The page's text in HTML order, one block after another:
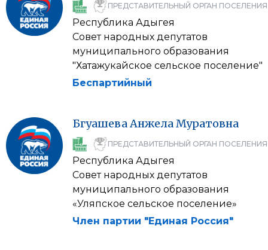
ПРЕДСТАВИТЕЛЬНЫЙ ОРГАН ПОСЕЛЕНИЯ
Республика Адыгея
Совет народных депутатов
муниципального образования
"Хатажукайское сельское поселение"
Беспартийный
БгуашеваАнжелаМуратовна
ПРЕДСТАВИТЕЛЬНЫЙ ОРГАН ПОСЕЛЕНИЯ
Республика Адыгея
Совет народных депутатов
муниципального образования
«Уляпское сельское поселение»
Член партии "Единая Россия"